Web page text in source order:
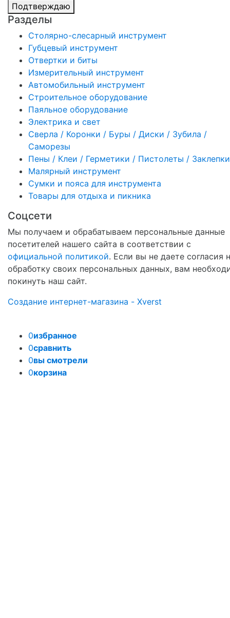
Подтверждаю
Разделы
Столярно-слесарный инструмент
Губцевый инструмент
Отвертки и биты
Измерительный инструмент
Автомобильный инструмент
Строительное оборудование
Паяльное оборудование
Электрика и свет
Сверла / Коронки / Буры / Диски / Зубила /
Саморезы
Пены / Клеи / Герметики / Пистолеты / Заклепки
Малярный инструмент
Сумки и пояса для инструмента
Товары для отдыха и пикника
Соцсети
Мы получаем и обрабатываем персональные данные
посетителей нашего сайта в соответствии с
официальной политикой. Если вы не даете согласия
обработку своих персональных данных, вам
покинуть наш сайт.
Создание интернет-магазина - Xverst
0избранное
0сравнить
0вы смотрели
0корзина